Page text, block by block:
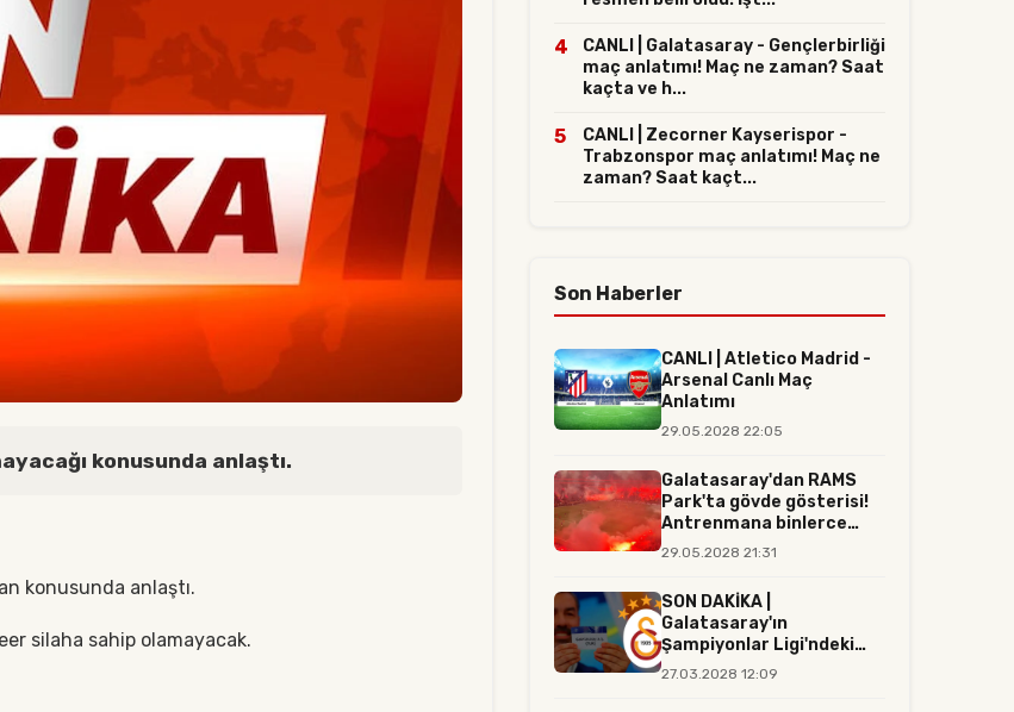
konusunda anlaştı.
konusunda anlaştı.
silaha sahip olamayacak.
4
CANLI | Galatasaray - Gençlerbirliği
maç anlatımı! Maç ne zaman? Saat
kaçta ve h...
5
CANLI | Zecorner Kayserispor -
Trabzonspor maç anlatımı! Maç ne
zaman? Saat kaçt...
Son Haberler
CANLI | Atletico Madrid -
Arsenal Canlı Maç
Anlatımı
29.05.2028 22:05
Galatasaray'dan RAMS
Park'ta gövde gösterisi!
Antrenmana binlerce
tara...
29.05.2028 21:31
SON DAKİKA |
Galatasaray'ın
Şampiyonlar Ligi'ndeki
rakibi resmen belli...
27.03.2028 12:09